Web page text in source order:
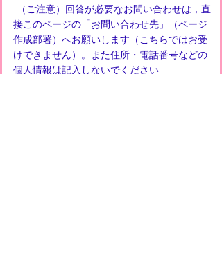
（ご注意）回答が必要なお問い合わせは，直
接このページの「お問い合わせ先」（ページ
作成部署）へお願いします（こちらではお受
けできません）。また住所・電話番号などの
個人情報は記入しないでください